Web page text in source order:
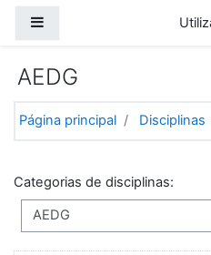
AEDG
Página principal Disciplinas
Categorias de disciplinas: